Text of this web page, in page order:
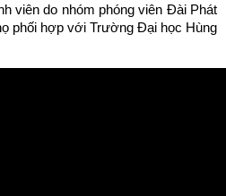
viên do nhóm phóng viên Đài Phát
phối hợp với Trường Đại học Hùng